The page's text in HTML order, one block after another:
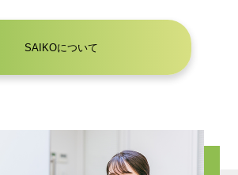
SAIKOについて